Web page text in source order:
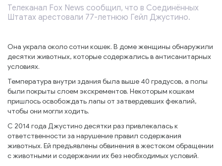
Телеканал Fox News сообщил, что в Соединённых
Штатах арестовали 77-летнюю Гейл Джустино.
Она украла около сотни кошек. В доме женщины обнаружили
десятки животных, которые содержались в антисанитарных
условиях.
Температура внутри здания была выше 40 градусов, а полы
были покрыты слоем экскрементов. Некоторым кошкам
пришлось освобождать лапы от затвердевших фекалий,
чтобы они могли ходить.
С 2014 года Джустино десятки раз привлекалась к
ответственности за нарушение правил содержания
животных. Ей предъявлены обвинения в жестоком обращении
с животными и содержании их без необходимых условий.